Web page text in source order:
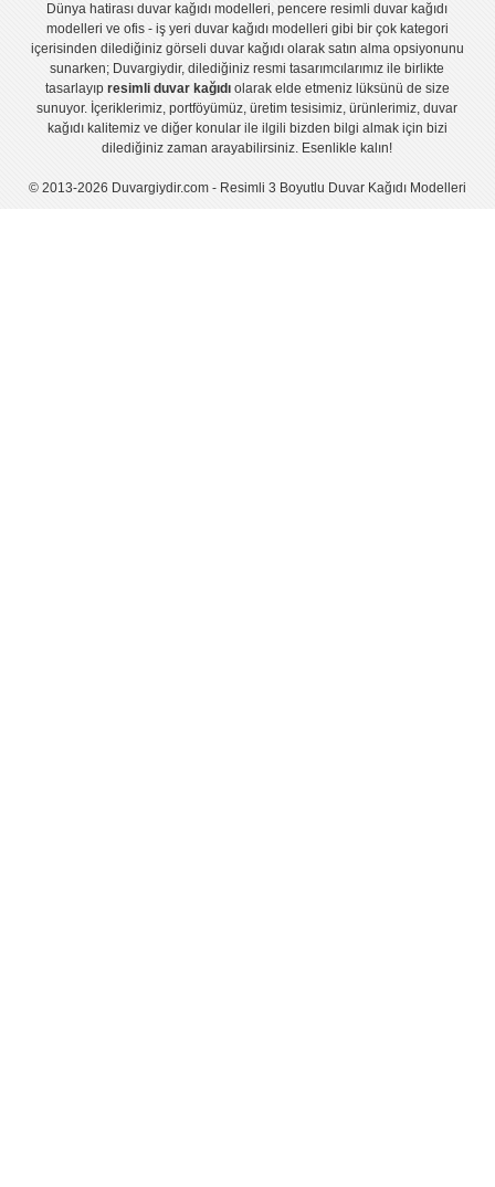
Dünya hatirası duvar kağıdı modelleri,pencere resimli duvar kağıdı
modelleri ve ofis - iş yeri duvar kağıdı modelleri gibi bir çok kategori
içerisinden dilediğiniz görseli duvar kağıdı olarak satın alma opsiyonunu
sunarken; Duvargiydir, dilediğiniz resmi tasarımcılarımız ile birlikte
tasarlayıp resimli duvar kağıdıolarak elde etmeniz lüksünü de size
sunuyor. İçeriklerimiz, portföyümüz, üretim tesisimiz, ürünlerimiz, duvar
kağıdı kalitemiz ve diğer konular ile ilgili bizden bilgi almak için bizi
dilediğiniz zaman arayabilirsiniz. Esenlikle kalın!
© 2013-2026 Duvargiydir.com - Resimli 3 Boyutlu Duvar Kağıdı Modelleri